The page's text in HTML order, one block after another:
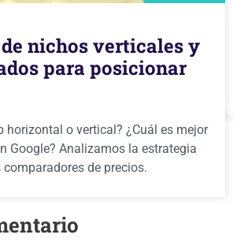
nichos verticales y
para posicionar
horizontal o vertical? ¿Cuál es mejor
Google? Analizamos la estrategia
de precios.